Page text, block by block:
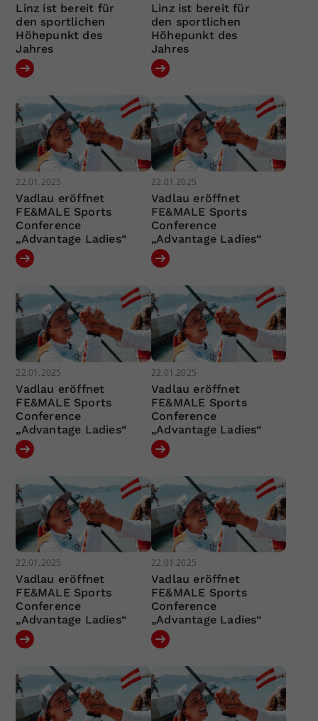
Linz ist bereit für
den sportlichen
Höhepunkt des
Jahres
Linz ist bereit für
den sportlichen
Höhepunkt des
Jahres
22.01.2025
Vadlau eröffnet
FE&MALE Sports
Conference
„Advantage Ladies“
22.01.2025
Vadlau eröffnet
FE&MALE Sports
Conference
„Advantage Ladies“
22.01.2025
Vadlau eröffnet
FE&MALE Sports
Conference
„Advantage Ladies“
22.01.2025
Vadlau eröffnet
FE&MALE Sports
Conference
„Advantage Ladies“
22.01.2025
Vadlau eröffnet
FE&MALE Sports
Conference
„Advantage Ladies“
22.01.2025
Vadlau eröffnet
FE&MALE Sports
Conference
„Advantage Ladies“